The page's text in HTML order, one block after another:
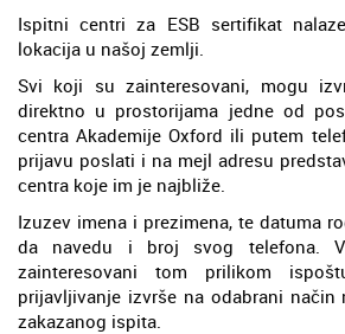
Ispitni centri za ESB sertifikat
lokacija u našoj zemlji.
Svi koji su zainteresovani, mogu
direktno u prostorijama jedne od
centra Akademije Oxford ili putem
prijavu poslati i na mejl adresu
centra koje im je najbliže.
Izuzev imena i prezimena, te datuma
da navedu i broj svog telefona.
zainteresovani tom prilikom
prijavljivanje izvrše na odabrani način
zakazanog ispita.